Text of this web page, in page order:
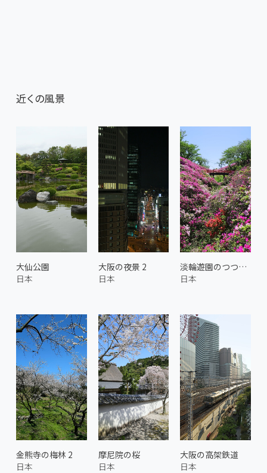
近くの風景
大仙公園
日本
大阪の夜景 2
日本
淡輪遊園のつつじ 1
日本
金熊寺の梅林 2
日本
摩尼院の桜
日本
大阪の高架鉄道
日本